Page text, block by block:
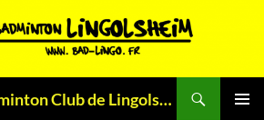
Bad-Lingo.fr – Badminton Club de Lingolsheim